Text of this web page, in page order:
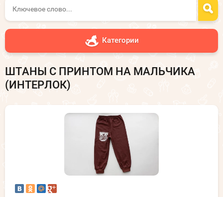
Категории
ШТАНЫ С ПРИНТОМ НА МАЛЬЧИКА
(ИНТЕРЛОК)